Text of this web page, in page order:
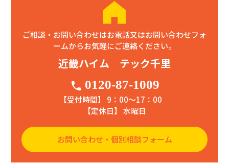
ご相談・お問い合わせはお電話又はお問い合わせフォ
ームからお気軽にご連絡ください。
近畿ハイム テック千里
phone 0120-87-1009
【受付時間】 9：00〜17：00
【定休日】 水曜日
お問い合わせ・個別相談フォーム